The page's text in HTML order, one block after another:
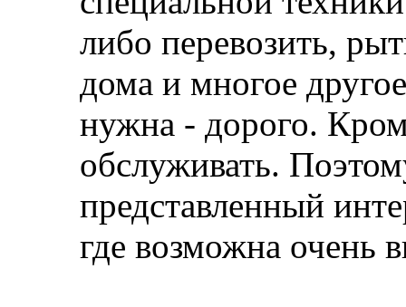
либо перевозить,
дома и многое
нужна - дорого.
обслуживать.
представленный
где возможна очень